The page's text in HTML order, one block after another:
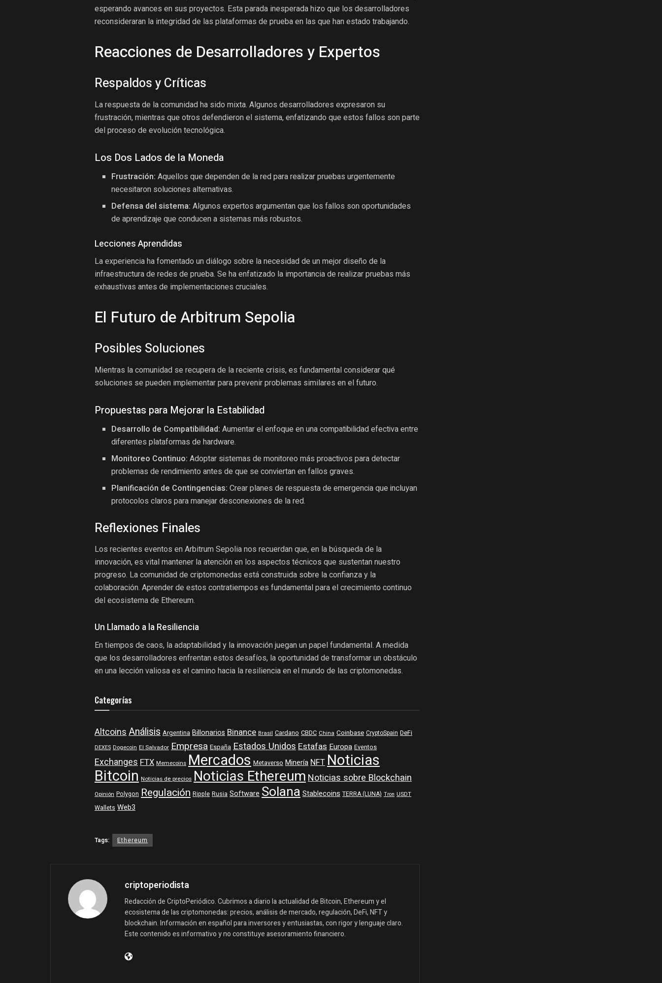
esperando avances en sus proyectos. Esta parada inesperada hizo que los desarrolladores
reconsideraran la integridad de las plataformas de prueba en las que han estado trabajando.
Reacciones de Desarrolladores y Expertos
Respaldos y Críticas
La respuesta de la comunidad ha sido mixta. Algunos desarrolladores expresaron su
frustración, mientras que otros defendieron el sistema, enfatizando que estos fallos son parte
del proceso de evolución tecnológica.
Los Dos Lados de la Moneda
Frustración: Aquellos que dependen de la red para realizar pruebas urgentemente
necesitaron soluciones alternativas.
Defensa del sistema: Algunos expertos argumentan que los fallos son oportunidades
de aprendizaje que conducen a sistemas más robustos.
Lecciones Aprendidas
La experiencia ha fomentado un diálogo sobre la necesidad de un mejor diseño de la
infraestructura de redes de prueba. Se ha enfatizado la importancia de realizar pruebas más
exhaustivas antes de implementaciones cruciales.
El Futuro de Arbitrum Sepolia
Posibles Soluciones
Mientras la comunidad se recupera de la reciente crisis, es fundamental considerar qué
soluciones se pueden implementar para prevenir problemas similares en el futuro.
Propuestas para Mejorar la Estabilidad
Desarrollo de Compatibilidad: Aumentar el enfoque en una compatibilidad efectiva entre
diferentes plataformas de hardware.
Monitoreo Continuo: Adoptar sistemas de monitoreo más proactivos para detectar
problemas de rendimiento antes de que se conviertan en fallos graves.
Planificación de Contingencias: Crear planes de respuesta de emergencia que incluyan
protocolos claros para manejar desconexiones de la red.
Reflexiones Finales
Los recientes eventos en Arbitrum Sepolia nos recuerdan que, en la búsqueda de la
innovación, es vital mantener la atención en los aspectos técnicos que sustentan nuestro
progreso. La comunidad de criptomonedas está construida sobre la confianza y la
colaboración. Aprender de estos contratiempos es fundamental para el crecimiento continuo
del ecosistema de Ethereum.
Un Llamado a la Resiliencia
En tiempos de caos, la adaptabilidad y la innovación juegan un papel fundamental. A medida
que los desarrolladores enfrentan estos desafíos, la oportunidad de transformar un obstáculo
en una lección valiosa es el camino hacia la resiliencia en el mundo de las criptomonedas.
Categorías
AltcoinsAnálisis Argentina Billonarios Binance Brasil Cardano CBDC China Coinbase CryptoSpain DeFi
DEXES Dogecoin El Salvador Empresa España Estados UnidosEstafasEuropa Eventos
ExchangesFTX Memecoins Mercados Metaverso MineríaNFTNoticias
Bitcoin Noticias de precios Noticias EthereumNoticias sobre Blockchain
Opinión Polygon Regulación Ripple Rusia Software SolanaStablecoins TERRA (LUNA) Tron USDT
Wallets Web3
Tags: Ethereum
criptoperiodista
Redacción de CriptoPeriódico. Cubrimos a diario la actualidad de Bitcoin, Ethereum y el
ecosistema de las criptomonedas: precios, análisis de mercado, regulación, DeFi, NFT y
blockchain. Información en español para inversores y entusiastas, con rigor y lenguaje claro.
Este contenido es informativo y no constituye asesoramiento financiero.